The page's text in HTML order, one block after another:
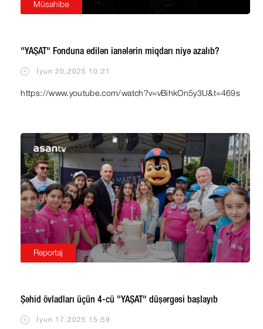
"YAŞAT" Fonduna edilən ianələrin miqdarı niyə azalıb?
İyun 20,2025 10:21
https://www.youtube.com/watch?v=vBihkOn5y3U&t=469s
Müsahibə
Şəhid övladları üçün 4-cü "YAŞAT" düşərgəsi başlayıb
İyun 17,2025 15:59
Reportaj